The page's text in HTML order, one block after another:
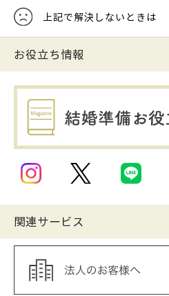
上記で解決しないときは
お役立ち情報
関連サービス